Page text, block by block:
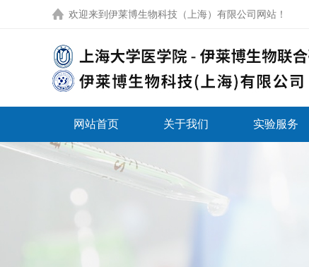
欢迎来到 伊莱博生物科技（上海）有限公司网站 ！
网站首页 关于我们 实验服务